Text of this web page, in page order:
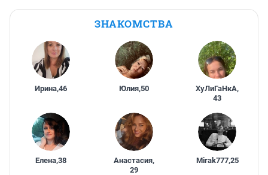
ЗНАКОМСТВА
Ирина,46 Юлия,50 ХуЛиГаНкА,
43
Елена,38 Анастасия,
29
Mirak777,25